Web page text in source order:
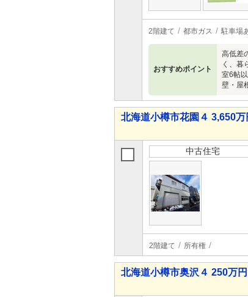
2階建て 都市ガス 駐車場
おすすめポイント
高低差
く、暮
室6帖
壁・屋
北海道小樽市花園４ 3,650
中古住宅
2階建て 所有権
北海道小樽市奥沢４ 250万